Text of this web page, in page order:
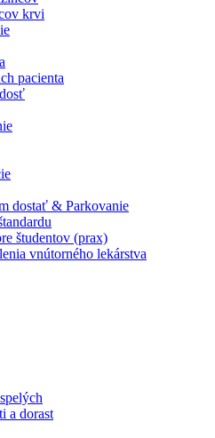
krvi
pacienta
dostať & Parkovanie
študentov (prax)
vnútorného lekárstva
a dorast